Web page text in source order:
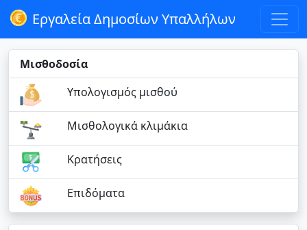
Εργαλεία Δημοσίων Υπαλλήλων
Μισθοδοσία
Υπολογισμός μισθού
Μισθολογικά κλιμάκια
Κρατήσεις
Επιδόματα